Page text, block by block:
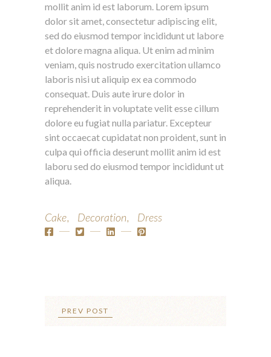
mollit anim id est laborum. Lorem ipsum
dolor sit amet, consectetur adipiscing elit,
sed do eiusmod tempor incididunt ut labore
et dolore magna aliqua. Ut enim ad minim
veniam, quis nostrudo exercitation ullamco
laboris nisi ut aliquip ex ea commodo
consequat. Duis aute irure dolor in
reprehenderit in voluptate velit esse cillum
dolore eu fugiat nulla pariatur. Excepteur
sint occaecat cupidatat non proident, sunt in
culpa qui officia deserunt mollit anim id est
laboru sed do eiusmod tempor incididunt ut
aliqua.
Cake Decoration Dress
PREV POST